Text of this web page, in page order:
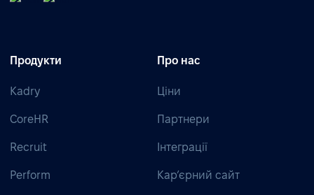
Продукти
Kadry
CoreHR
Recruit
Perform
Про нас
Ціни
Партнери
Інтеграції
Кар’єрний сайт